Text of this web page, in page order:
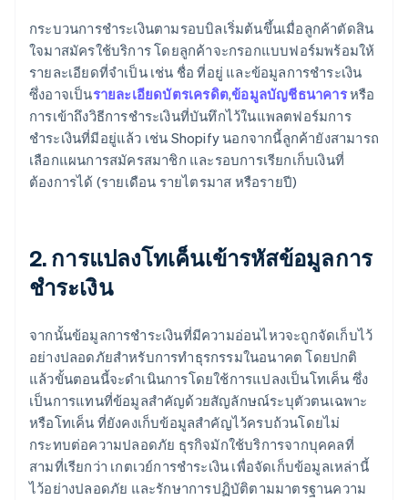
กระบวนการชำระเงินตามรอบบิลเริ่มต้นขึ้นเมื่อลูกค้าตัดสิน
ใจมาสมัครใช้บริการ โดยลูกค้าจะกรอกแบบฟอร์มพร้อมให้
รายละเอียดที่จำเป็น เช่น ชื่อ ที่อยู่ และข้อมูลการชำระเงิน
ซึ่งอาจเป็นรายละเอียดบัตรเครดิต,ข้อมูลบัญชีธนาคารหรือ
การเข้าถึงวิธีการชำระเงินที่บันทึกไว้ในแพลตฟอร์มการ
ชำระเงินที่มีอยู่แล้ว เช่น Shopify นอกจากนี้ลูกค้ายังสามารถ
เลือกแผนการสมัครสมาชิก และรอบการเรียกเก็บเงินที่
ต้องการได้ (รายเดือน รายไตรมาส หรือรายปี)
2. การแปลงโทเค็นเข้ารหัสข้อมูลการ
ชำระเงิน
จากนั้นข้อมูลการชำระเงินที่มีความอ่อนไหวจะถูกจัดเก็บไว้
อย่างปลอดภัยสำหรับการทำธุรกรรมในอนาคต โดยปกติ
แล้วขั้นตอนนี้จะดำเนินการโดยใช้การแปลงเป็นโทเค็น ซึ่ง
เป็นการแทนที่ข้อมูลสำคัญด้วยสัญลักษณ์ระบุตัวตนเฉพาะ
หรือโทเค็น ที่ยังคงเก็บข้อมูลสำคัญไว้ครบถ้วนโดยไม่
กระทบต่อความปลอดภัย ธุรกิจมักใช้บริการจากบุคคลที่
สามที่เรียกว่า เกตเวย์การชำระเงิน เพื่อจัดเก็บข้อมูลเหล่านี้
ไว้อย่างปลอดภัย และรักษาการปฏิบัติตามมาตรฐานความ